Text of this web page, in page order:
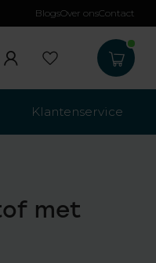
Gratis verzending
BlogsOver onsContact
Klantenservice
met